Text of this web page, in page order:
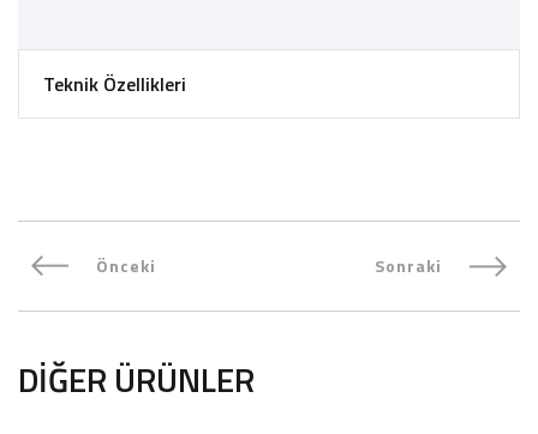
Teknik Özellikleri
Önceki Sonraki
DIĞER ÜRÜNLER